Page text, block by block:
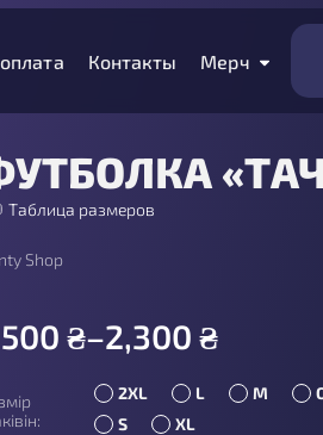
Контакты Мерч
Таблица размеров
Shop
₴–2,300 ₴
2XL L M
S
XL